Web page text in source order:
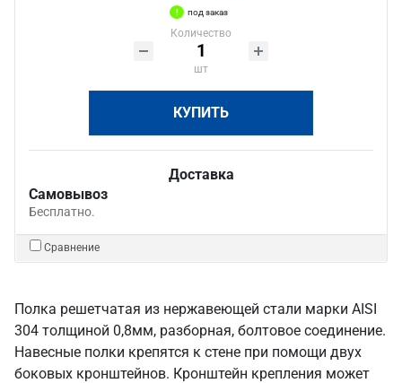
под заказ
Количество
шт
КУПИТЬ
Доставка
Самовывоз
Бесплатно.
Сравнение
Полка решетчатая из нержавеющей стали марки AISI
304 толщиной 0,8мм, разборная, болтовое соединение.
Навесные полки крепятся к стене при помощи двух
боковых кронштейнов. Кронштейн крепления может